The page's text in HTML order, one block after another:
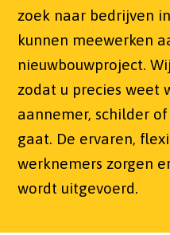
zoek naar bedrijven
kunnen meewerken
nieuwbouwproject.
zodat u precies weet
aannemer, schilder
gaat. De ervaren,
werknemers zorgen
wordt uitgevoerd.